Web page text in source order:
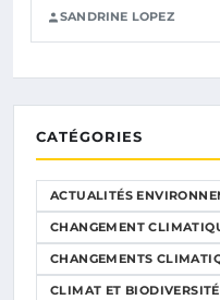
SANDRINE LOPEZ
CATÉGORIES
ACTUALITÉS
CHANGEMENT
CHANGEMENTS
CLIMAT ET BIODIVERSITÉ